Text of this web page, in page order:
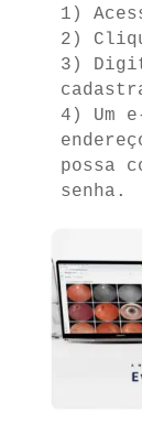
1)
2)
3)
4) Um
possa
senha.